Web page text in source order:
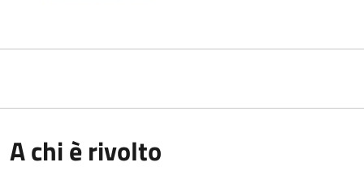
A chi è rivolto